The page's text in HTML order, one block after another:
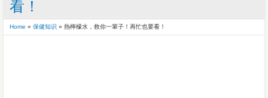
看！
Home » 保健知识 » 熱檸檬水，救你一輩子！再忙也要看！